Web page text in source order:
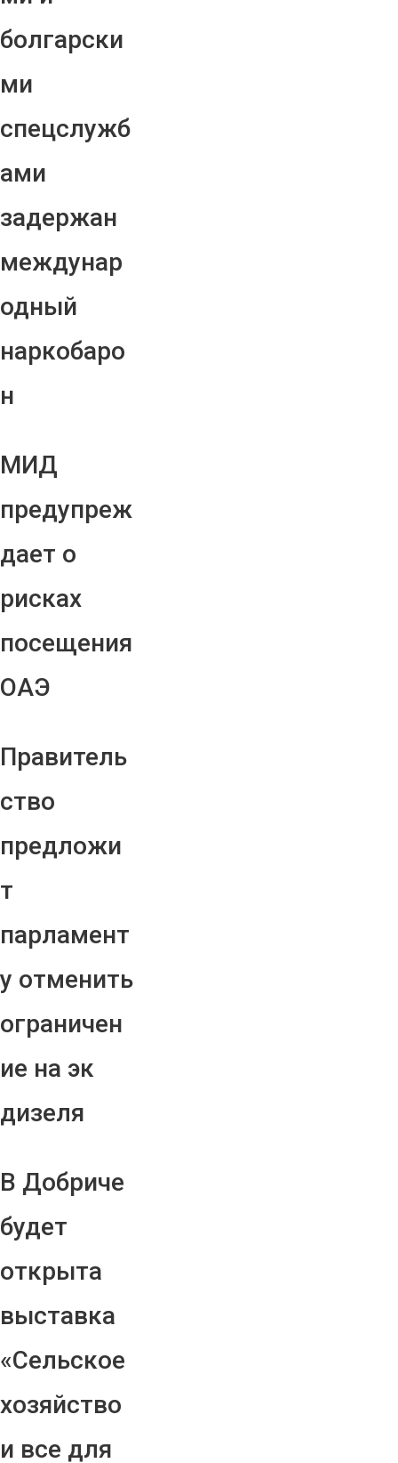
болгарски
ми
спецслужб
ами
задержан
междунар
одный
наркобаро
н
МИД
предупреж
дает о
рисках
посещения
ОАЭ
Правитель
ство
предложи
т
парламент
у отменить
ограничен
ие на эк
дизеля
В Добриче
будет
открыта
выставка
«Сельское
хозяйство
и все для